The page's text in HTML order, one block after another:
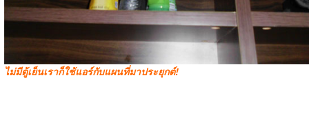
ไม่มีตู้เย็นเราก็ใช้แอร์กับแผนที่มาประยุกต์!